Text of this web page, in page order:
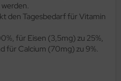
den Tagesbedarf für Vitamin
für Eisen (3,5mg) zu 25%,
für Calcium (70mg) zu 9%.